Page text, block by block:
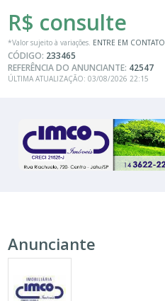
R$ consulte
*Valor sujeito à variações. ENTRE EM CONTATO
CÓDIGO: 233465
REFERÊNCIA DO ANUNCIANTE: 42547
ÚLTIMA ATUALIZAÇÃO: 03/08/2026 22:15
Anunciante